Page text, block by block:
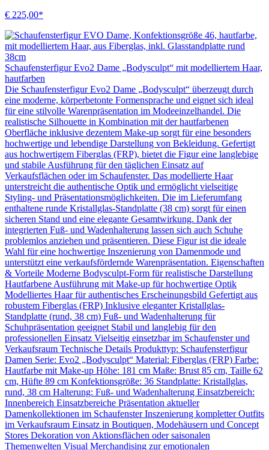
€ 225,00*
Schaufensterfigur Evo2 Dame „Bodysculpt“ mit modelliertem Haar,
hautfarben
Die Schaufensterfigur Evo2 Dame „Bodysculpt“ überzeugt durch
eine moderne, körperbetonte Formensprache und eignet sich ideal
für eine stilvolle Warenpräsentation im Modeeinzelhandel. Die
realistische Silhouette in Kombination mit der hautfarbenen
Oberfläche inklusive dezentem Make-up sorgt für eine besonders
hochwertige und lebendige Darstellung von Bekleidung. Gefertigt
aus hochwertigem Fiberglas (FRP), bietet die Figur eine langlebige
und stabile Ausführung für den täglichen Einsatz auf
Verkaufsflächen oder im Schaufenster. Das modellierte Haar
unterstreicht die authentische Optik und ermöglicht vielseitige
Styling- und Präsentationsmöglichkeiten. Die im Lieferumfang
enthaltene runde Kristallglas-Standplatte (38 cm) sorgt für einen
sicheren Stand und eine elegante Gesamtwirkung. Dank der
integrierten Fuß- und Wadenhalterung lassen sich auch Schuhe
problemlos anziehen und präsentieren. Diese Figur ist die ideale
Wahl für eine hochwertige Inszenierung von Damenmode und
unterstützt eine verkaufsfördernde Warenpräsentation. Eigenschaften
& Vorteile Moderne Bodysculpt-Form für realistische Darstellung
Hautfarbene Ausführung mit Make-up für hochwertige Optik
Modelliertes Haar für authentisches Erscheinungsbild Gefertigt aus
robustem Fiberglas (FRP) Inklusive eleganter Kristallglas-
Standplatte (rund, 38 cm) Fuß- und Wadenhalterung für
Schuhpräsentation geeignet Stabil und langlebig für den
professionellen Einsatz Vielseitig einsetzbar im Schaufenster und
Verkaufsraum Technische Details Produkttyp: Schaufensterfigur
Damen Serie: Evo2 „Bodysculpt“ Material: Fiberglas (FRP) Farbe:
Hautfarbe mit Make-up Höhe: 181 cm Maße: Brust 85 cm, Taille 62
cm, Hüfte 89 cm Konfektionsgröße: 36 Standplatte: Kristallglas,
rund, 38 cm Halterung: Fuß- und Wadenhalterung Einsatzbereich:
Innenbereich Einsatzbereiche Präsentation aktueller
Damenkollektionen im Schaufenster Inszenierung kompletter Outfits
im Verkaufsraum Einsatz in Boutiquen, Modehäusern und Concept
Stores Dekoration von Aktionsflächen oder saisonalen
Themenwelten Visual Merchandising zur emotionalen